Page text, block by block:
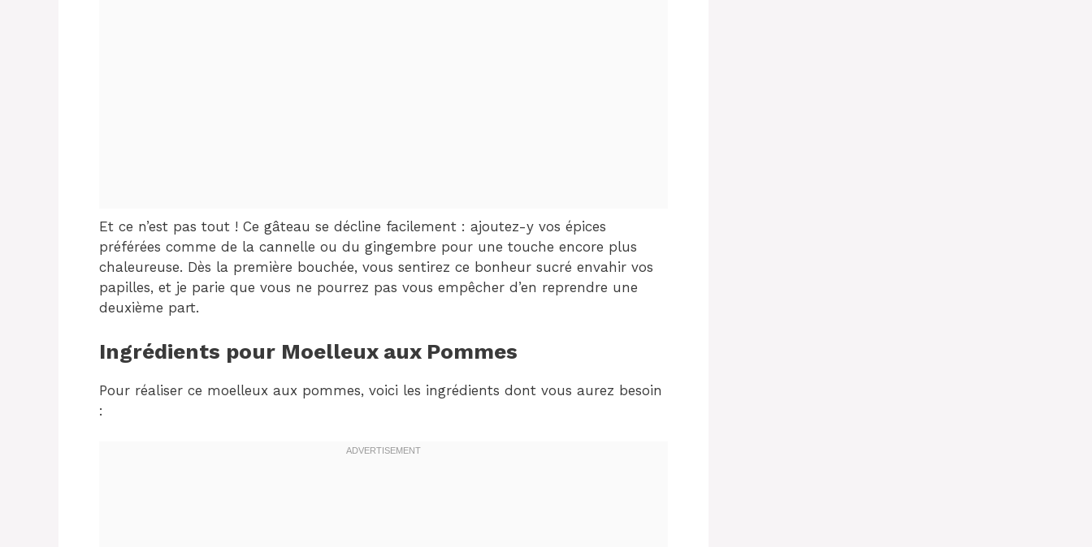
Et ce n’est pas tout ! Ce gâteau se décline facilement : ajoutez-y vos épices
préférées comme de la cannelle ou du gingembre pour une touche encore plus
chaleureuse. Dès la première bouchée, vous sentirez ce bonheur sucré envahir vos
papilles, et je parie que vous ne pourrez pas vous empêcher d’en reprendre une
deuxième part.
Ingrédients pour Moelleux aux Pommes
Pour réaliser ce moelleux aux pommes, voici les ingrédients dont vous aurez besoin
: